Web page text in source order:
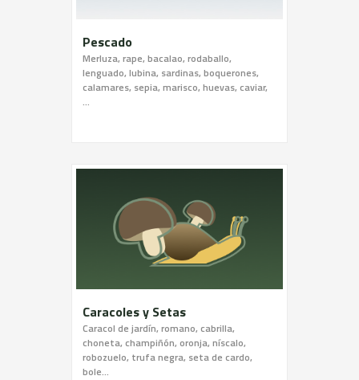
Pescado
Merluza, rape, bacalao, rodaballo,
lenguado, lubina, sardinas, boquerones,
calamares, sepia, marisco, huevas, caviar,
…
Caracoles y Setas
Caracol de jardín, romano, cabrilla,
choneta, champiñón, oronja, níscalo,
robozuelo, trufa negra, seta de cardo,
bole...